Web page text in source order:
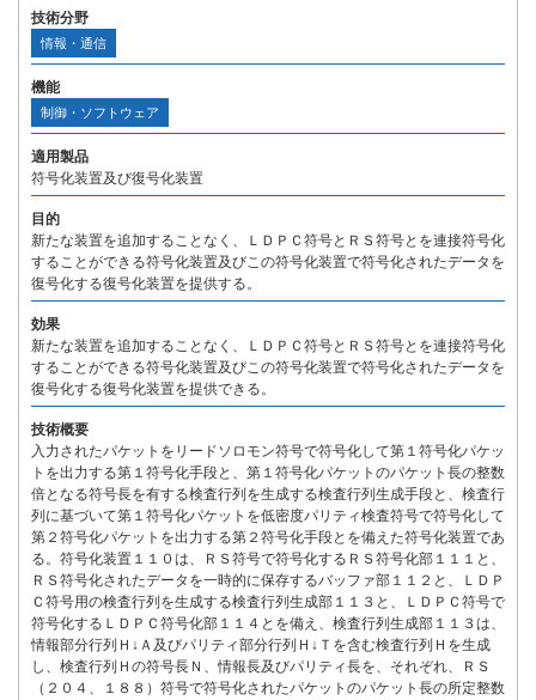
技術分野
情報・通信
機能
制御・ソフトウェア
適用製品
符号化装置及び復号化装置
目的
新たな装置を追加することなく、ＬＤＰＣ符号とＲＳ符号とを連接符号化
することができる符号化装置及びこの符号化装置で符号化されたデータを
復号化する復号化装置を提供する。
効果
新たな装置を追加することなく、ＬＤＰＣ符号とＲＳ符号とを連接符号化
することができる符号化装置及びこの符号化装置で符号化されたデータを
復号化する復号化装置を提供できる。
技術概要
入力されたパケットをリードソロモン符号で符号化して第１符号化パケッ
トを出力する第１符号化手段と、第１符号化パケットのパケット長の整数
倍となる符号長を有する検査行列を生成する検査行列生成手段と、検査行
列に基づいて第１符号化パケットを低密度パリティ検査符号で符号化して
第２符号化パケットを出力する第２符号化手段とを備えた符号化装置であ
る。符号化装置１１０は、ＲＳ符号で符号化するＲＳ符号化部１１１と、
ＲＳ符号化されたデータを一時的に保存するバッファ部１１２と、ＬＤＰ
Ｃ符号用の検査行列を生成する検査行列生成部１１３と、ＬＤＰＣ符号で
符号化するＬＤＰＣ符号化部１１４とを備え、検査行列生成部１１３は、
情報部分行列Ｈ↓Ａ及びパリティ部分行列Ｈ↓Ｔを含む検査行列Ｈを生成
し、検査行列Ｈの符号長Ｎ、情報長及びパリティ長を、それぞれ、ＲＳ
（２０４、１８８）符号で符号化されたパケットのパケット長の所定整数